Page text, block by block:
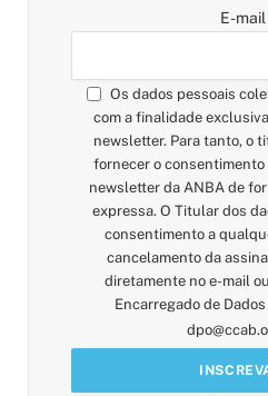
E-mail
Os dados pessoais
com a finalidade
newsletter. Para tanto, o
fornecer o
newsletter da ANBA de
expressa. O Titular dos
consentimento a
cancelamento da
diretamente no e-mail
Encarregado de